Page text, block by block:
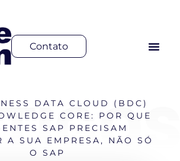
Contato
DATA CLOUD (BDC)
CORE: POR QUE
SAP PRECISAM
A SUA EMPRESA, NÃO SÓ
O SAP